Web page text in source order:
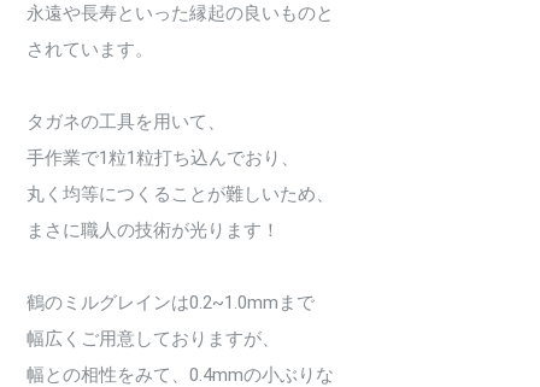
永遠や長寿といった縁起の良いものと
されています。
タガネの工具を用いて、
手作業で1粒1粒打ち込んでおり、
丸く均等につくることが難しいため、
まさに職人の技術が光ります！
鶴のミルグレインは0.2~1.0mmまで
幅広くご用意しておりますが、
幅との相性をみて、0.4mmの小ぶりな